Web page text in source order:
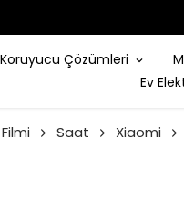
Çözümleri
Ev
Saat Xiaomi